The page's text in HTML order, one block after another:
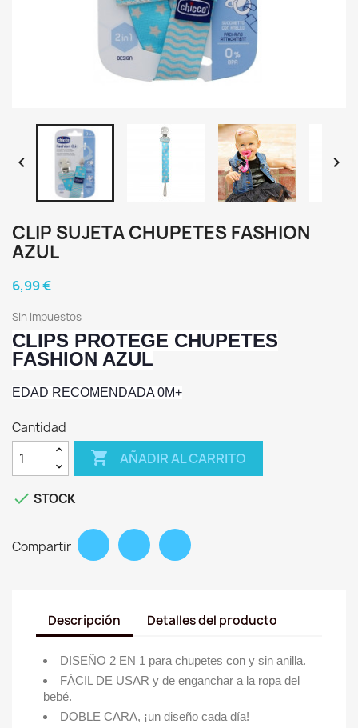
 
CLIP SUJETA CHUPETES FASHION
AZUL
6,99 €
Sin impuestos
CLIPS PROTEGE CHUPETES
FASHION AZUL
EDAD RECOMENDADA 0M+
Cantidad
 AÑADIR AL CARRITO
 STOCK
Compartir
Descripción Detalles del producto
DISEÑO 2 EN 1 para chupetes con y sin anilla.
FÁCIL DE USAR y de enganchar a la ropa del
bebé.
DOBLE CARA, ¡un diseño cada día!